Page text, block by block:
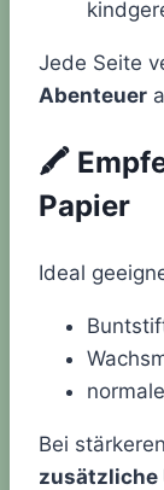
Jede Seite
Abenteuer
🖍️
Papier
Ideal
Bei
zusätzliche